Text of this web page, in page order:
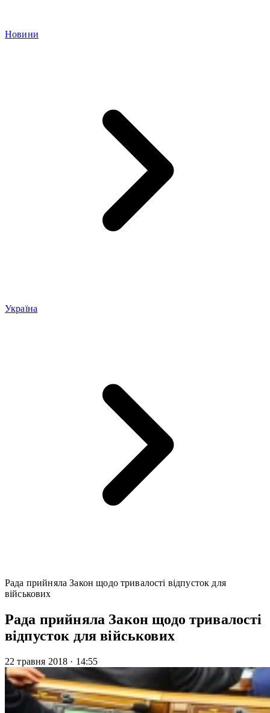
Новини
Україна
Рада прийняла Закон щодо тривалості відпусток для
військових
Рада прийняла Закон щодо тривалості
відпусток для військових
22 травня 2018 · 14:55